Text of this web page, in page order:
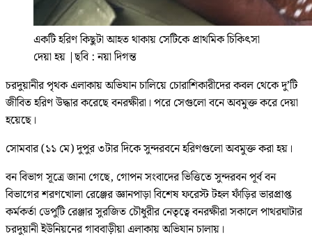
একটি হরিণ কিছুটা আহত থাকায় সেটিকে প্রাথমিক চিকিৎসা
দেয়া হয় |ছবি : নয়া দিগন্ত
চরদুয়ানীর পৃথক এলাকায় অভিযান চালিয়ে চোরাশিকারীদের কবল থেকে দু’টি
জীবিত হরিণ উদ্ধার করেছে বনরক্ষীরা। পরে সেগুলো বনে অবমুক্ত করে দেয়া
হয়েছে।
সোমবার (১১ মে) দুপুর ৩টার দিকে সুন্দরবনে হরিণগুলো অবমুক্ত করা হয়।
বন বিভাগ সূত্রে জানা গেছে, গোপন সংবাদের ভিত্তিতে সুন্দরবন পূর্ব বন
বিভাগের শরণখোলা রেঞ্জের জ্ঞানপাড়া বিশেষ ফরেস্ট টহল ফাঁড়ির ভারপ্রাপ্ত
কর্মকর্তা ডেপুটি রেঞ্জার সুরজিত চৌধুরীর নেতৃত্বে বনরক্ষীরা সকালে পাথরঘাটার
চরদুয়ানী ইউনিয়নের গাববাড়ীয়া এলাকায় অভিযান চালায়।